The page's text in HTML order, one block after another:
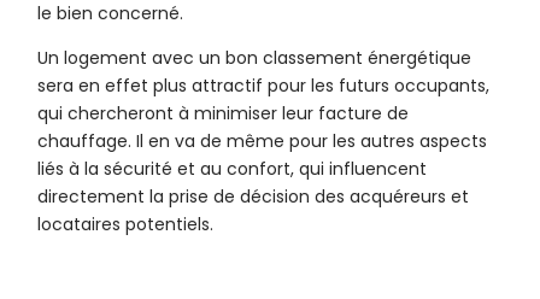
le bien concerné.
Un logement avec un bon classement énergétique
sera en effet plus attractif pour les futurs occupants,
qui chercheront à minimiser leur facture de
chauffage. Il en va de même pour les autres aspects
liés à la sécurité et au confort, qui influencent
directement la prise de décision des acquéreurs et
locataires potentiels.